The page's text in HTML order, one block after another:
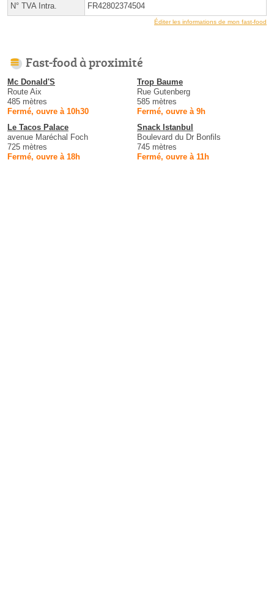
N° TVA Intra. FR42802374504
Éditer les informations de mon fast-food
Fast-food à proximité
Mc Donald'S
Route Aix
485 mètres
Fermé, ouvre à 10h30
Trop Baume
Rue Gutenberg
585 mètres
Fermé, ouvre à 9h
Le Tacos Palace
avenue Maréchal Foch
725 mètres
Fermé, ouvre à 18h
Snack Istanbul
Boulevard du Dr Bonfils
745 mètres
Fermé, ouvre à 11h